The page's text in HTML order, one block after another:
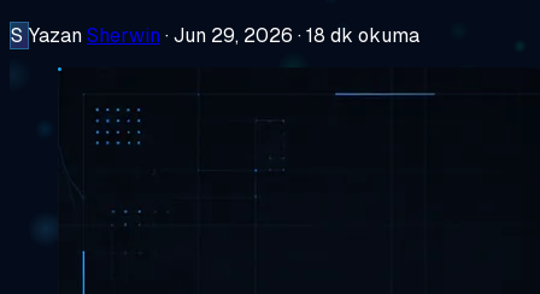
S YazanSherwin ·Jun 29, 2026 ·18 dk okuma